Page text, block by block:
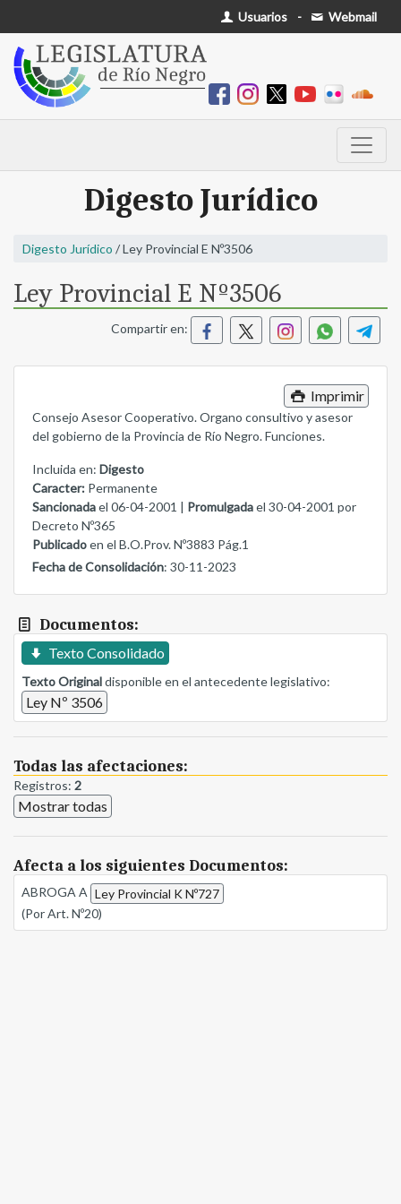
Usuarios - Webmail
Digesto Jurídico
Digesto Jurídico / Ley Provincial E Nº3506
Ley Provincial E Nº3506
Compartir en:
Imprimir
Consejo Asesor Cooperativo. Organo consultivo y asesor
del gobierno de la Provincia de Río Negro. Funciones.
Incluida en: Digesto
Caracter: Permanente
Sancionadael 06-04-2001 | Promulgadael 30-04-2001 por
Decreto Nº365
Publicadoen el B.O.Prov. Nº3883 Pág.1
Fecha de Consolidación: 30-11-2023
Documentos:
Texto Consolidado
Texto Originaldisponible en el antecedente legislativo:
Ley Nº 3506
Todas las afectaciones:
Registros: 2
Mostrar todas
Afecta a los siguientes Documentos:
ABROGA A Ley Provincial K Nº727
(Por Art. Nº20)